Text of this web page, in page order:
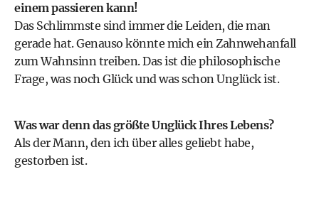
einem passieren kann!
Das Schlimmste sind immer die Leiden, die man
gerade hat. Genauso könnte mich ein Zahnwehanfall
zum Wahnsinn treiben. Das ist die philosophische
Frage, was noch Glück und was schon Unglück ist.
Was war denn das größte Unglück Ihres Lebens?
Als der Mann, den ich über alles geliebt habe,
gestorben ist.